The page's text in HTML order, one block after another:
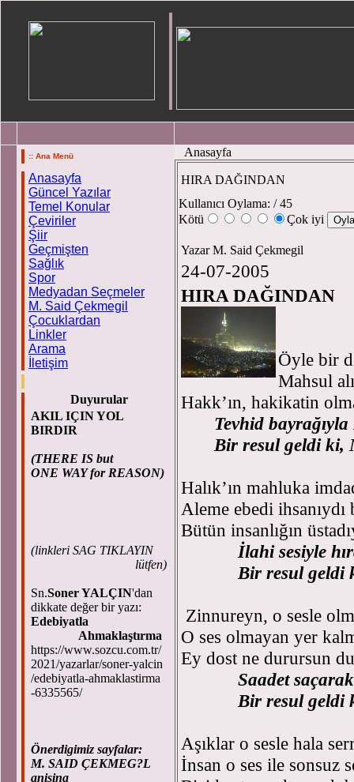
:: Ana Menü
Anasayfa
Güncel Yazılar
Temel Konular
Çeviriler
Şiir
Geçmişten
Sağlık
Spor
Medyadan Seçmeler
M. Said Çekmegil
Çocuklardan
Linkler
Arama
İletişim
Duyurular
AKIL IÇIN YOL
BIRDIR
(THERE IS but
ONE WAY for REASON)
(linkleri SAG TIKLAYIN
lütfen)
Sn.Soner YALÇIN'dan
dikkate değer bir yazı:
Edebiyatla
Ahmaklaştırma
https://www.sozcu.com.tr/
2021/yazarlar/soner-yalcin
/edebiyatla-ahmaklastirma
-6335565/
Önerdigimiz sayfalar:
M. SAID ÇEKMEG?L
anisina
Anasayfa
HIRA DAĞINDAN
Kullanıcı Oylama: / 45
Kötü
Çok iyi
Yazar M. Said Çekmegil
24-07-2005
HIRA DAĞINDAN
Öyle bir
Mahsul
Hakk’ın, hakikatin
Tevhid
Bir resul geldi ki,
Halık’ın mahluka
Aleme ebedi ihsanıydı
Bütün insanlığın
İlahi sesiyle
Bir resul geldi
Zinnureyn, o sesle
O ses olmayan yer
Ey dost ne durursun
Saadet
Bir resul geldi
Aşıklar o sesle hala
İnsan o ses ile sonsuz